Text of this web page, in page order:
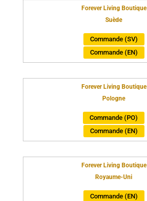
Forever Living Boutique
Suède
Commande (SV)
Commande (EN)
Forever Living Boutique
Pologne
Commande (PO)
Commande (EN)
Forever Living Boutique
Royaume-Uni
Commande (EN)